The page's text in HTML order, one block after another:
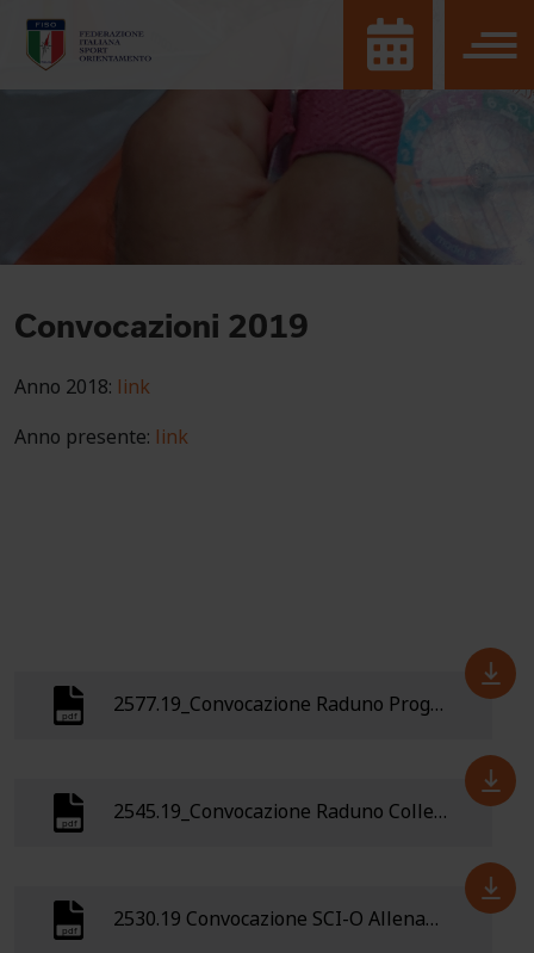
Convocazioni 2019
Anno 2018: link
Anno presente: link
2577.19_Convocazione Raduno Progetto Talenti Arco 14-16 dicembre 2019
2545.19_Convocazione Raduno Collegiale Nazionale CO 23-24 novembre -Bosco Chiesanuova (VR)
2530.19 Convocazione SCI-O Allenamenti sciatori tecnici e atletici LIVIGNO (SO) 26 ottobre 3 novembre